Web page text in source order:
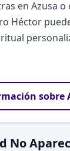
en Azusa o
Héctor
sobre
No